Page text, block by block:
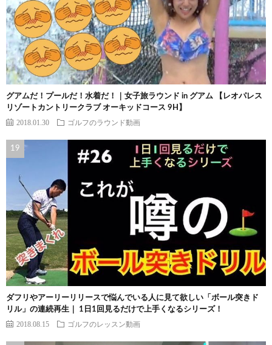
グアムだ！プールだ！水着だ！｜女子旅ラウンド in グアム 【レオパレス
リゾートカントリークラブ オーキッドコース 9H】
2018.01.30 ゴルフのラウンド動画
ダフリやアーリーリリースで悩んでいる人に見て欲しい「ボール突きド
リル」の連続再生｜ 1日1回見るだけで上手くなるシリーズ！
2018.08.15 ゴルフのレッスン動画